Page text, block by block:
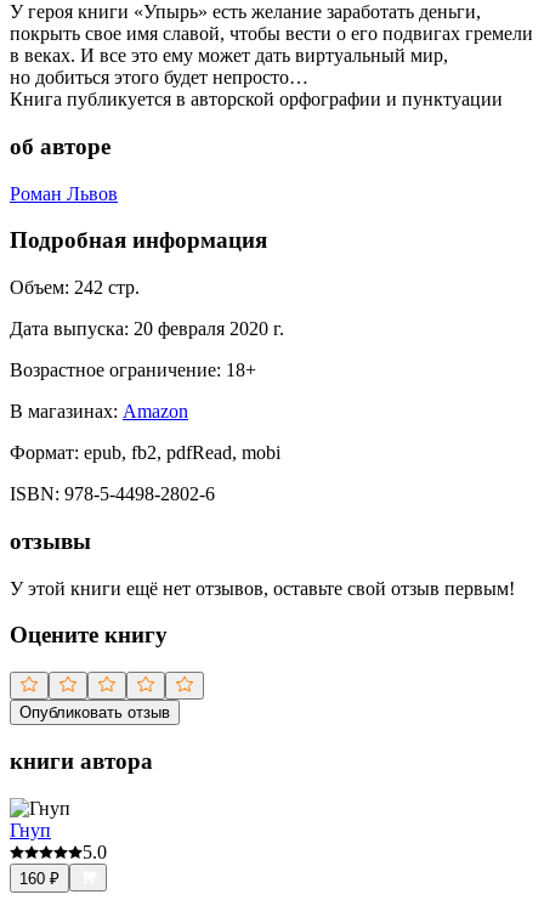
У героя книги «Упырь» есть желание заработать деньги,
покрыть свое имя славой, чтобы вести о его подвигах гремели
в веках. И все это ему может дать виртуальный мир,
но добиться этого будет непросто…
Книга публикуется в авторской орфографии и пунктуации
об авторе
Роман Львов
Подробная информация
Объем: 242 стр.
Дата выпуска: 20 февраля 2020 г.
Возрастное ограничение: 18+
В магазинах: Amazon
Формат: epub, fb2, pdfRead, mobi
ISBN: 978-5-4498-2802-6
отзывы
У этой книги ещё нет отзывов, оставьте свой отзыв первым!
Оцените книгу
Опубликовать отзыв
книги автора
Гнуп
5.0
160 ₽